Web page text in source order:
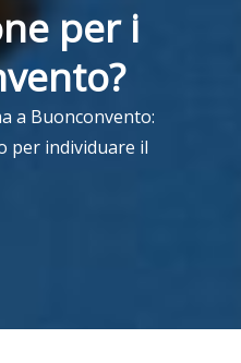
per i
a Buonconvento:
per individuare il